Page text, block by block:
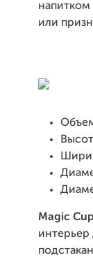
или
Magic